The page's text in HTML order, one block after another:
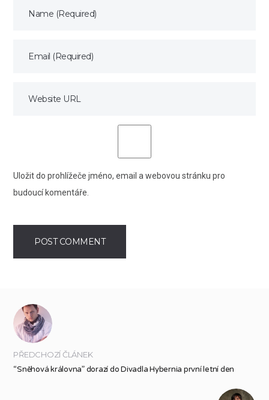
Uložit do prohlížeče jméno, email a webovou stránku pro
budoucí komentáře.
PŘEDCHOZÍ ČLÁNEK
“Sněhová královna” dorazí do Divadla Hybernia první letní den